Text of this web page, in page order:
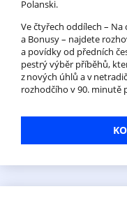
Polanski.
Ve čtyřech oddílech –
a Bonusy – najdete
a povídky od předních
pestrý výběr příběhů,
z nových úhlů a v
rozhodčího v 90. minutě